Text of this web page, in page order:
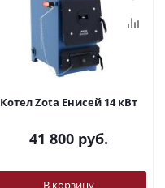
Котел Zota Енисей 14 кВт
41 800руб.
В корзину